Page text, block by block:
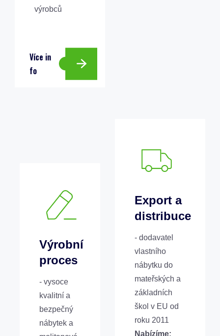
výrobců
Více in
fo
Výrobní
proces
- vysoce
kvalitní a
bezpečný
nábytek a
Export a
distribuce
- dodavatel
vlastního
nábytku do
mateřských a
základních
škol v EU od
roku 2011
Nabízíme: